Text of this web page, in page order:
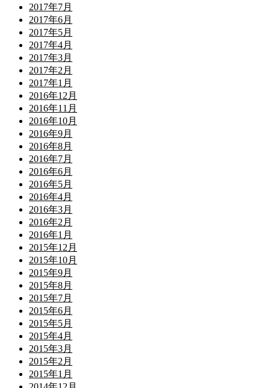
2017年7月
2017年6月
2017年5月
2017年4月
2017年3月
2017年2月
2017年1月
2016年12月
2016年11月
2016年10月
2016年9月
2016年8月
2016年7月
2016年6月
2016年5月
2016年4月
2016年3月
2016年2月
2016年1月
2015年12月
2015年10月
2015年9月
2015年8月
2015年7月
2015年6月
2015年5月
2015年4月
2015年3月
2015年2月
2015年1月